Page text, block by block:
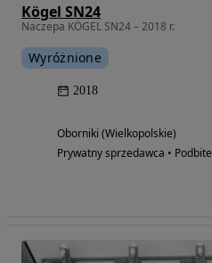
Kögel SN24
Naczepa KÖGEL SN24 – 2018 r.
Wyróżnione
2018
Oborniki (Wielkopolskie)
Prywatny sprzedawca • Podbite